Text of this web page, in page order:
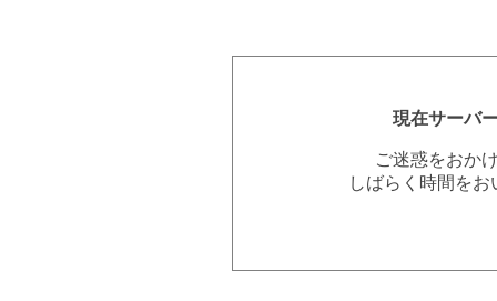
現在サーバ
ご迷惑をおか
しばらく時間を